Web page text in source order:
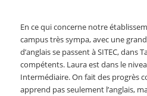
En ce qui concerne notre
campus très sympa, avec une
d’anglais se passent à SITEC, dans
compétents. Laura est dans le
Intermédiaire. On fait des progrès
apprend pas seulement l’anglais,